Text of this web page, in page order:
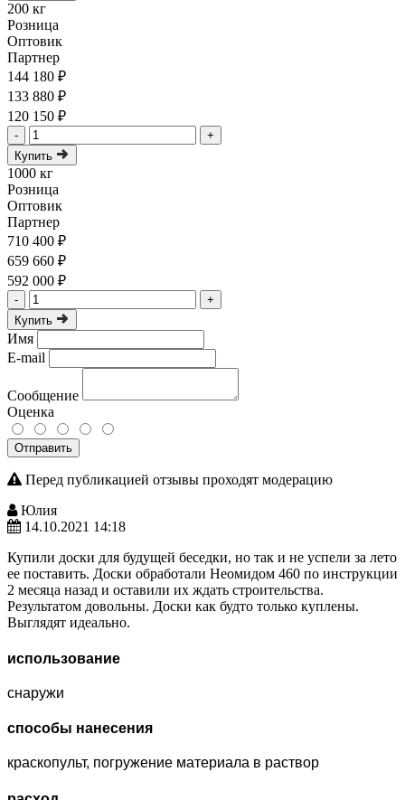
200 кг
Розница
Оптовик
Партнер
144 180 ₽
133 880 ₽
120 150 ₽
-
+
Купить
1000 кг
Розница
Оптовик
Партнер
710 400 ₽
659 660 ₽
592 000 ₽
-
+
Купить
Имя
E-mail
Сообщение
Оценка
Отправить
Перед публикацией отзывы проходят модерацию
Юлия
14.10.2021 14:18
Купили доски для будущей беседки, но так и не успели за лето
ее поставить. Доски обработали Неомидом 460 по инструкции
2 месяца назад и оставили их ждать строительства.
Результатом довольны. Доски как будто только куплены.
Выглядят идеально.
использование
снаружи
способы нанесения
краскопульт, погружение материала в раствор